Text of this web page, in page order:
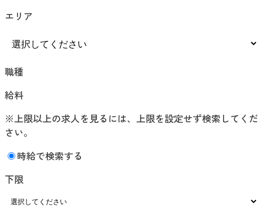
エリア
職種
給料
※上限以上の求人を見るには、上限を設定せず検索してくだ
さい。
時給で検索する
下限